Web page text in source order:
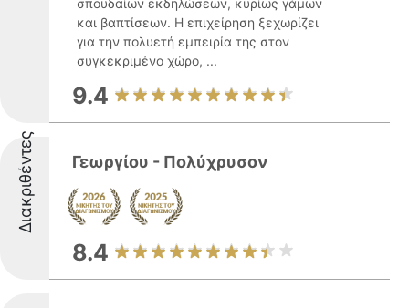
σπουδαίων εκδηλώσεων, κυρίως γάμων
και βαπτίσεων. Η επιχείρηση ξεχωρίζει
για την πολυετή εμπειρία της στον
συγκεκριμένο χώρο, ...
9.4
Διακριθέντες Γεωργίου - Πολύχρυσον
8.4